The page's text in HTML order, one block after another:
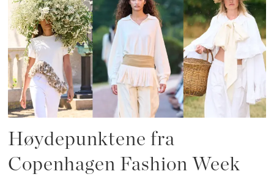
Høydepunktene fra
Copenhagen Fashion Week